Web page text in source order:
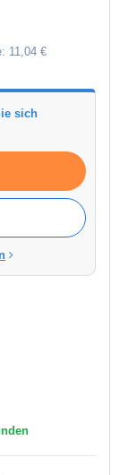
11,04 €
sich